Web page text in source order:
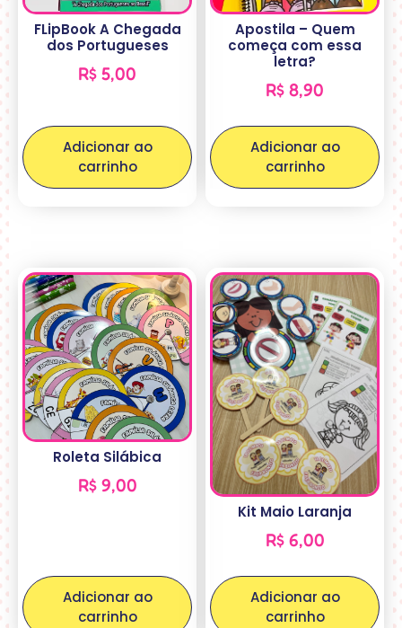
FLipBook A Chegada
dos Portugueses
R$ 5,00
Adicionar ao
carrinho
Apostila – Quem
começa com essa
letra?
R$ 8,90
Adicionar ao
carrinho
Roleta Silábica
R$9,00
Adicionar ao
carrinho
Kit Maio Laranja
R$6,00
Adicionar ao
carrinho